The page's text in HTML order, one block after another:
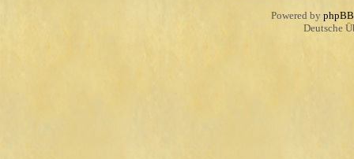
Powered by phpBB
Deutsche